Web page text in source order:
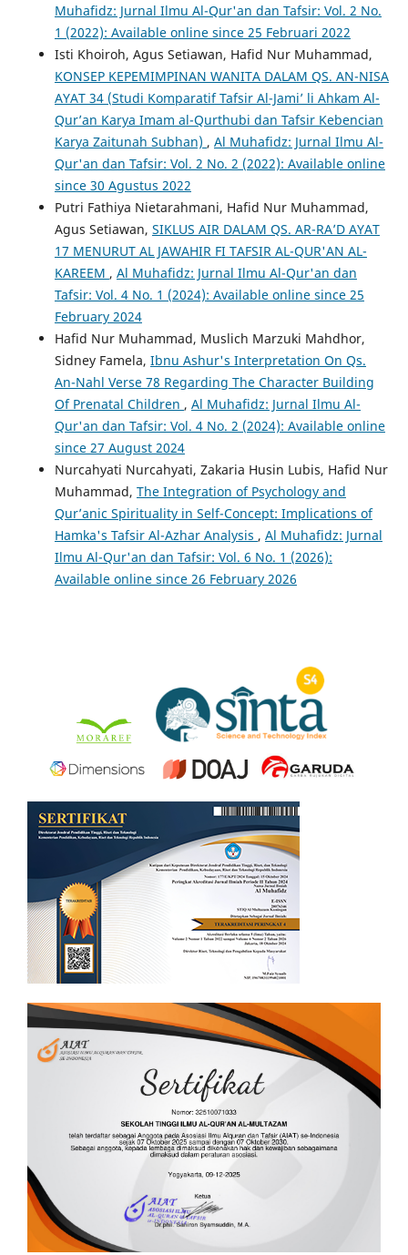
Muhafidz: Jurnal Ilmu Al-Qur'an dan Tafsir: Vol. 2 No.
1 (2022): Available online since 25 Februari 2022
Isti Khoiroh, Agus Setiawan, Hafid Nur Muhammad,
KONSEP KEPEMIMPINAN WANITA DALAM QS. AN-NISA
AYAT 34 (Studi Komparatif Tafsir Al-Jami’ li Ahkam Al-
Qur’an Karya Imam al-Qurthubi dan Tafsir Kebencian
Karya Zaitunah Subhan) , Al Muhafidz: Jurnal Ilmu Al-
Qur'an dan Tafsir: Vol. 2 No. 2 (2022): Available online
since 30 Agustus 2022
Putri Fathiya Nietarahmani, Hafid Nur Muhammad,
Agus Setiawan, SIKLUS AIR DALAM QS. AR-RA’D AYAT
17 MENURUT AL JAWAHIR FI TAFSIR AL-QUR'AN AL-
KAREEM , Al Muhafidz: Jurnal Ilmu Al-Qur'an dan
Tafsir: Vol. 4 No. 1 (2024): Available online since 25
February 2024
Hafid Nur Muhammad, Muslich Marzuki Mahdhor,
Sidney Famela, Ibnu Ashur's Interpretation On Qs.
An-Nahl Verse 78 Regarding The Character Building
Of Prenatal Children , Al Muhafidz: Jurnal Ilmu Al-
Qur'an dan Tafsir: Vol. 4 No. 2 (2024): Available online
since 27 August 2024
Nurcahyati Nurcahyati, Zakaria Husin Lubis, Hafid Nur
Muhammad, The Integration of Psychology and
Qur’anic Spirituality in Self-Concept: Implications of
Hamka's Tafsir Al-Azhar Analysis , Al Muhafidz: Jurnal
Ilmu Al-Qur'an dan Tafsir: Vol. 6 No. 1 (2026):
Available online since 26 February 2026